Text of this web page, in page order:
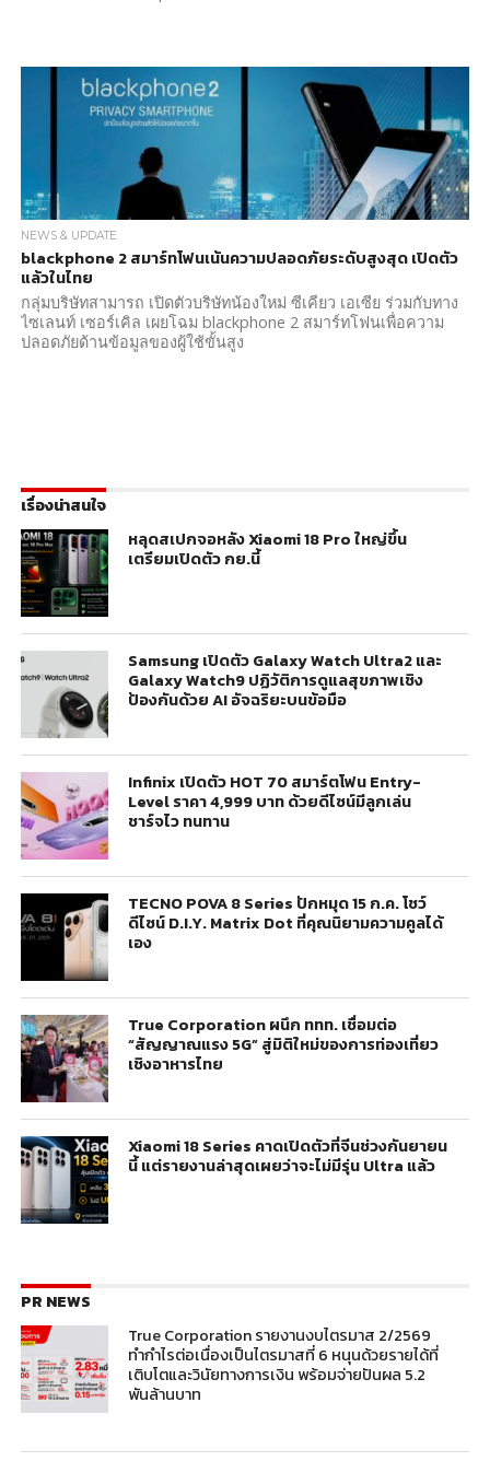
NEWS & UPDATE
blackphone 2 สมาร์ทโฟนเน้นความปลอดภัยระดับสูงสุด เปิดตัว
แล้วในไทย
กลุ่มบริษัทสามารถ เปิดตัวบริษัทน้องใหม่ ซีเคียว เอเซีย ร่วมกับทาง
ไซเลนท์ เซอร์เคิล เผยโฉม blackphone 2 สมาร์ทโฟนเพื่อความ
ปลอดภัยด้านข้อมูลของผู้ใช้ขั้นสูง
เรื่องน่าสนใจ
หลุดสเปกจอหลัง Xiaomi 18 Pro ใหญ่ขึ้น
เตรียมเปิดตัว กย.นี้
Samsung เปิดตัว Galaxy Watch Ultra2 และ
Galaxy Watch9 ปฏิวัติการดูแลสุขภาพเชิง
ป้องกันด้วย AI อัจฉริยะบนข้อมือ
Infinix เปิดตัว HOT 70 สมาร์ตโฟน Entry-
Level ราคา 4,999 บาท ด้วยดีไซน์มีลูกเล่น
ชาร์จไว ทนทาน
TECNO POVA 8 Series ปักหมุด 15 ก.ค. โชว์
ดีไซน์ D.I.Y. Matrix Dot ที่คุณนิยามความคูลได้
เอง
True Corporation ผนึก ททท. เชื่อมต่อ
“สัญญาณแรง 5G” สู่มิติใหม่ของการท่องเที่ยว
เชิงอาหารไทย
Xiaomi 18 Series คาดเปิดตัวที่จีนช่วงกันยายน
นี้ แต่รายงานล่าสุดเผยว่าจะไม่มีรุ่น Ultra แล้ว
PR NEWS
True Corporation รายงานงบไตรมาส 2/2569
ทำกำไรต่อเนื่องเป็นไตรมาสที่ 6 หนุนด้วยรายได้ที่
เติบโตและวินัยทางการเงิน พร้อมจ่ายปันผล 5.2
พันล้านบาท